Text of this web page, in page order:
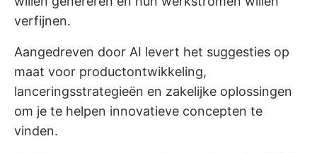
verfijnen.
Aangedreven door AI levert het suggesties op
maat voor productontwikkeling,
lanceringsstrategieën en zakelijke oplossingen
om je te helpen innovatieve concepten te
vinden.